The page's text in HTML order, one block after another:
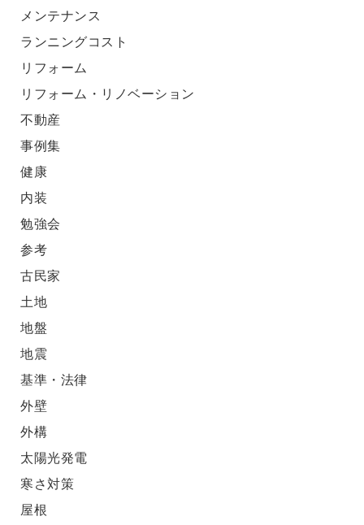
メンテナンス
ランニングコスト
リフォーム
リフォーム・リノベーション
不動産
事例集
健康
内装
勉強会
参考
古民家
土地
地盤
地震
基準・法律
外壁
外構
太陽光発電
寒さ対策
屋根